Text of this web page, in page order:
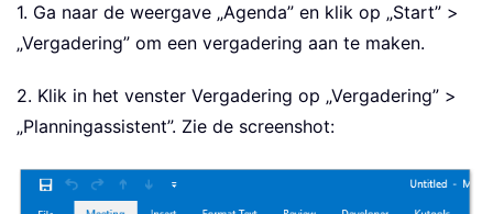
1. Ga naar de weergave „Agenda” en klik op „Start” >
„Vergadering” om een vergadering aan te maken.
2. Klik in het venster Vergadering op „Vergadering” >
„Planningassistent”. Zie de screenshot: